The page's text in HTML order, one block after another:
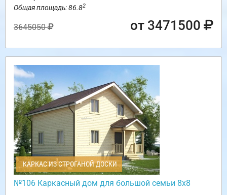
Общая площадь: 86.82
3645050 от 3471500
КАРКАС ИЗ СТРОГАНОЙ ДОСКИ
№106 Каркасный дом для большой семьи 8х8